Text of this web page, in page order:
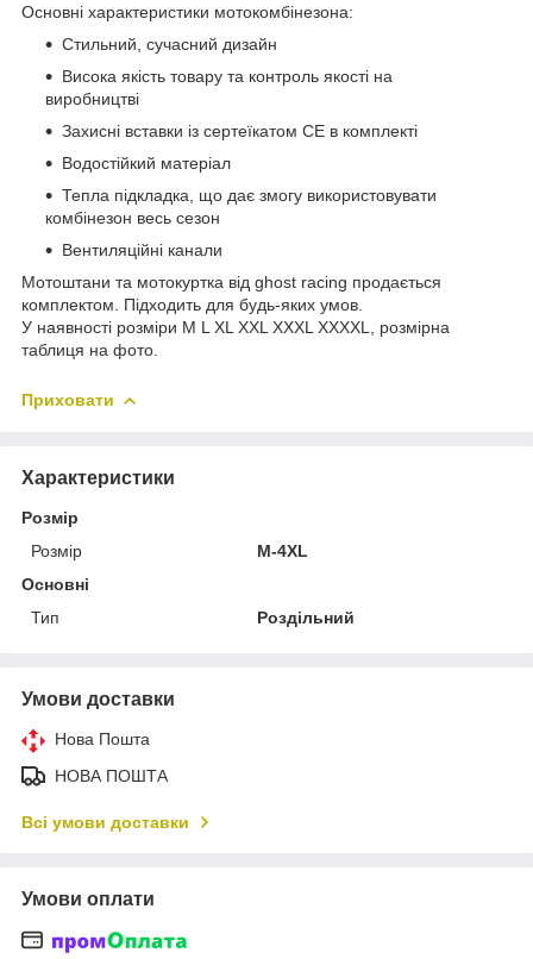
Основні характеристики мотокомбінезона:
Стильний, сучасний дизайн
Висока якість товару та контроль якості на
виробництві
Захисні вставки із сертеїкатом CE в комплекті
Водостійкий матеріал
Тепла підкладка, що дає змогу використовувати
комбінезон весь сезон
Вентиляційні канали
Мотоштани та мотокуртка від ghost racing продається
комплектом. Підходить для будь-яких умов.
У наявності розміри M L XL XXL XXXL XXXXL, розмірна
таблиця на фото.
Приховати
Характеристики
Розмір
Розмір
M-4XL
Основні
Тип
Роздільний
Умови доставки
Нова Пошта
НОВА ПОШТА
Всі умови доставки
Умови оплати